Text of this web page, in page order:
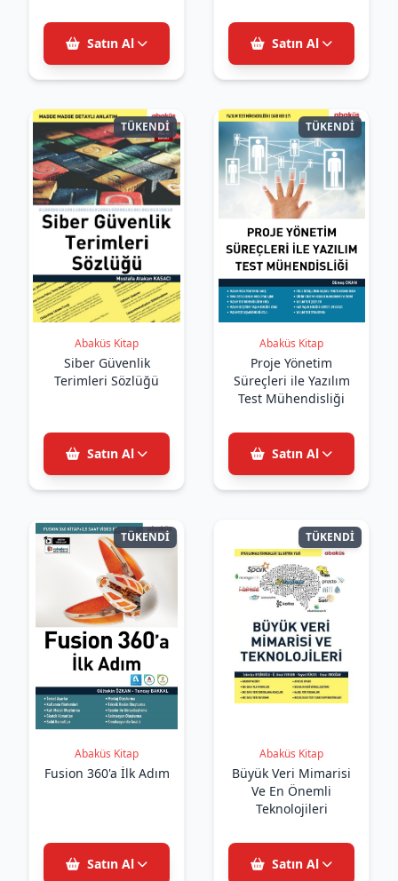
Satın Al Satın Al
TÜKENDİ
Abaküs Kitap
Siber Güvenlik
Terimleri Sözlüğü
Satın Al
TÜKENDİ
Abaküs Kitap
Proje Yönetim
Süreçleri ile Yazılım
Test Mühendisliği
Satın Al
TÜKENDİ
Abaküs Kitap
Fusion 360'a İlk Adım
Satın Al
TÜKENDİ
Abaküs Kitap
Büyük Veri Mimarisi
Ve En Önemli
Teknolojileri
Satın Al